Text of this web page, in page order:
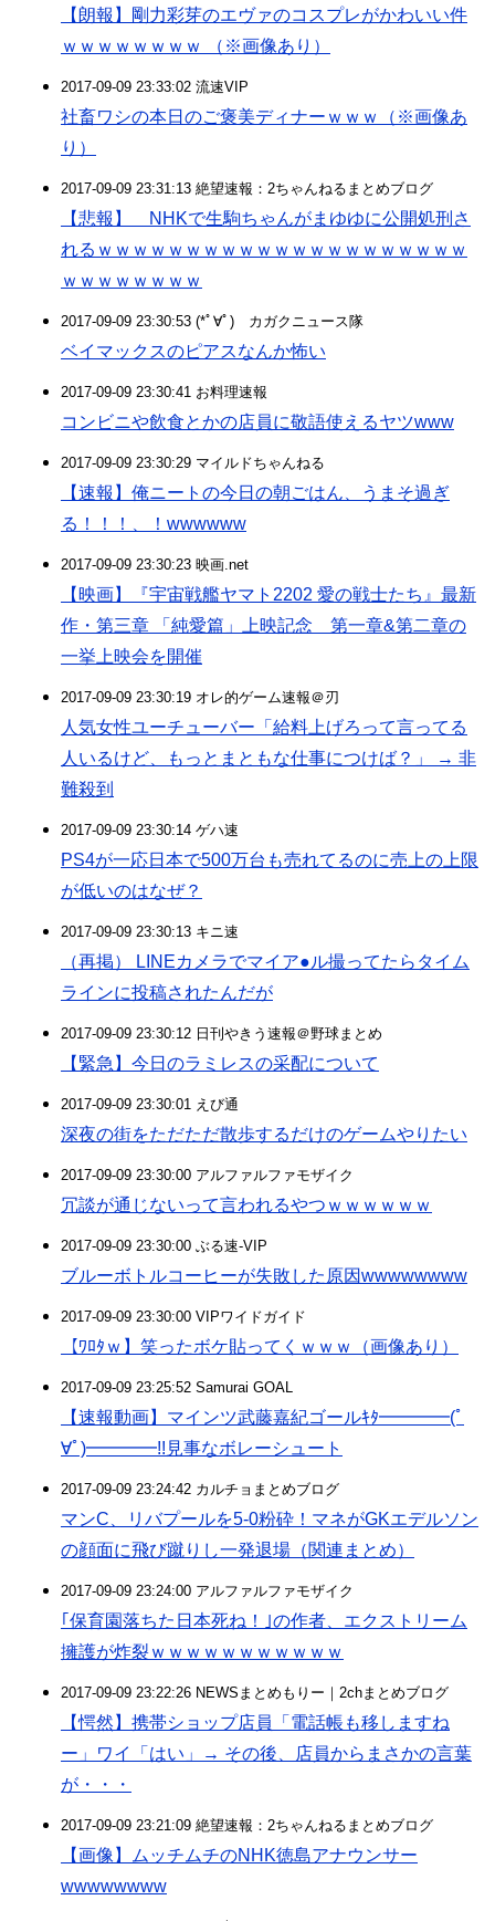
【朗報】剛力彩芽のエヴァのコスプレがかわいい件
ｗｗｗｗｗｗｗｗ （※画像あり）
2017-09-09 23:33:02 流速VIP
社畜ワシの本日のご褒美ディナーｗｗｗ（※画像あ
り）
2017-09-09 23:31:13 絶望速報：2ちゃんねるまとめブログ
【悲報】 NHKで生駒ちゃんがまゆゆに公開処刑さ
れるｗｗｗｗｗｗｗｗｗｗｗｗｗｗｗｗｗｗｗｗｗ
ｗｗｗｗｗｗｗｗ
2017-09-09 23:30:53 (*ﾟ∀ﾟ)ゞカガクニュース隊
ベイマックスのピアスなんか怖い
2017-09-09 23:30:41 お料理速報
コンビニや飲食とかの店員に敬語使えるヤツwww
2017-09-09 23:30:29 マイルドちゃんねる
【速報】俺ニートの今日の朝ごはん、うまそ過ぎ
る！！！、！wwwwww
2017-09-09 23:30:23 映画.net
【映画】『宇宙戦艦ヤマト2202 愛の戦士たち』最新
作・第三章 「純愛篇」上映記念 第一章&第二章の
一挙上映会を開催
2017-09-09 23:30:19 オレ的ゲーム速報＠刃
人気女性ユーチューバー「給料上げろって言ってる
人いるけど、もっとまともな仕事につけば？」 → 非
難殺到
2017-09-09 23:30:14 ゲハ速
PS4が一応日本で500万台も売れてるのに売上の上限
が低いのはなぜ？
2017-09-09 23:30:13 キニ速
（再掲） LINEカメラでマイア●ル撮ってたらタイム
ラインに投稿されたんだが
2017-09-09 23:30:12 日刊やきう速報＠野球まとめ
【緊急】今日のラミレスの采配について
2017-09-09 23:30:01 えび通
深夜の街をただただ散歩するだけのゲームやりたい
2017-09-09 23:30:00 アルファルファモザイク
冗談が通じないって言われるやつｗｗｗｗｗｗ
2017-09-09 23:30:00 ぶる速-VIP
ブルーボトルコーヒーが失敗した原因wwwwwwww
2017-09-09 23:30:00 VIPワイドガイド
【ﾜﾛﾀｗ】笑ったボケ貼ってくｗｗｗ（画像あり）
2017-09-09 23:25:52 Samurai GOAL
【速報動画】マインツ武藤嘉紀ゴールｷﾀ━━━━(ﾟ
∀ﾟ)━━━━!!見事なボレーシュート
2017-09-09 23:24:42 カルチョまとめブログ
マンC、リバプールを5-0粉砕！マネがGKエデルソン
の顔面に飛び蹴りし一発退場（関連まとめ）
2017-09-09 23:24:00 アルファルファモザイク
｢保育園落ちた日本死ね！｣の作者、エクストリーム
擁護が炸裂ｗｗｗｗｗｗｗｗｗｗｗ
2017-09-09 23:22:26 NEWSまとめもりー｜2chまとめブログ
【愕然】携帯ショップ店員「電話帳も移しますね
ー」ワイ「はい」→ その後、店員からまさかの言葉
が・・・
2017-09-09 23:21:09 絶望速報：2ちゃんねるまとめブログ
【画像】ムッチムチのNHK徳島アナウンサー
wwwwwwww